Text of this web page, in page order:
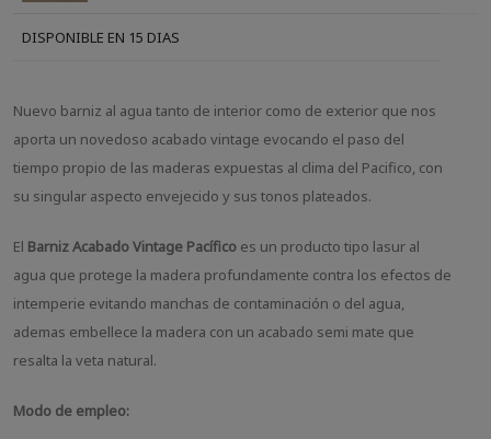
DISPONIBLE EN 15 DIAS
Nuevo barniz al agua tanto de interior como de exterior que nos
aporta un novedoso acabado vintage evocando el paso del
tiempo propio de las maderas expuestas al clima del Pacifico, con
su singular aspecto envejecido y sus tonos plateados.
El Barniz Acabado Vintage Pacífico es un producto tipo lasur al
agua que protege la madera profundamente contra los efectos de
intemperie evitando manchas de contaminación o del agua,
ademas embellece la madera con un acabado semi mate que
resalta la veta natural.
Modo de empleo: